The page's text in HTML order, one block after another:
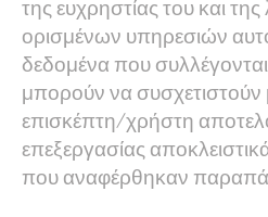
της ευχρηστίας του και της
ορισμένων υπηρεσιών
δεδομένα που
μπορούν να συσχετιστούν
επισκέπτη/χρήστη
επεξεργασίας
που αναφέρθηκαν